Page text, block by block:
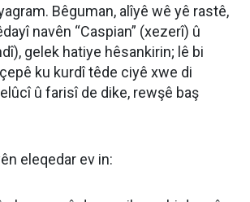
Bêguman, alîyê wê yê rastê,
navên “Caspian” (xezerî) û
gelek hatiye hêsankirin; lê bi
ku kurdî têde ciyê xwe di
û farisî de dike, rewşê baş
eleqedar ev in: